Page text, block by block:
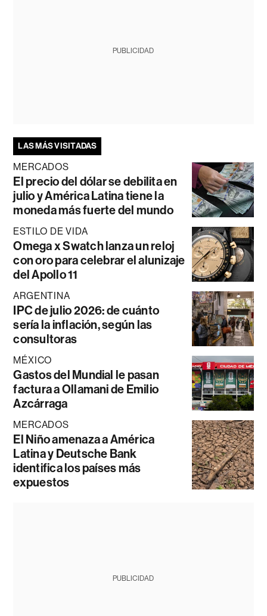
PUBLICIDAD
LAS MÁS VISITADAS
MERCADOS
El precio del dólar se debilita en
julio y América Latina tiene la
moneda más fuerte del mundo
ESTILO DE VIDA
Omega x Swatch lanza un reloj
con oro para celebrar el alunizaje
del Apollo 11
ARGENTINA
IPC de julio 2026: de cuánto
sería la inflación, según las
consultoras
MÉXICO
Gastos del Mundial le pasan
factura a Ollamani de Emilio
Azcárraga
MERCADOS
El Niño amenaza a América
Latina y Deutsche Bank
identifica los países más
expuestos
PUBLICIDAD